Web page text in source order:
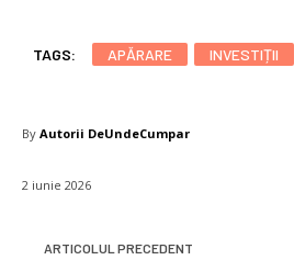
TAGS: APĂRARE INVESTIȚII
By Autorii DeUndeCumpar
2 iunie 2026
ARTICOLUL PRECEDENT